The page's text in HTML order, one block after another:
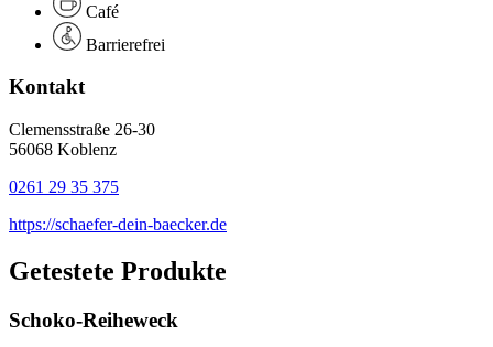
Café
Barrierefrei
Kontakt
Clemensstraße 26-30
56068 Koblenz
0261 29 35 375
https://schaefer-dein-baecker.de
Getestete Produkte
Schoko-Reiheweck